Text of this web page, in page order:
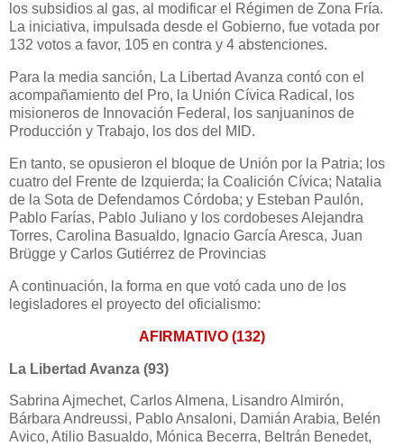
los subsidios al gas, al modificar el Régimen de Zona Fría.
La iniciativa, impulsada desde el Gobierno, fue votada por
132 votos a favor, 105 en contra y 4 abstenciones.
Para la media sanción, La Libertad Avanza contó con el
acompañamiento del Pro, la Unión Cívica Radical, los
misioneros de Innovación Federal, los sanjuaninos de
Producción y Trabajo, los dos del MID.
En tanto, se opusieron el bloque de Unión por la Patria; los
cuatro del Frente de Izquierda; la Coalición Cívica; Natalia
de la Sota de Defendamos Córdoba; y Esteban Paulón,
Pablo Farías, Pablo Juliano y los cordobeses Alejandra
Torres, Carolina Basualdo, Ignacio García Aresca, Juan
Brügge y Carlos Gutiérrez de Provincias
A continuación, la forma en que votó cada uno de los
legisladores el proyecto del oficialismo:
AFIRMATIVO (132)
La Libertad Avanza (93)
Sabrina Ajmechet, Carlos Almena, Lisandro Almirón,
Bárbara Andreussi, Pablo Ansaloni, Damián Arabia, Belén
Avico, Atilio Basualdo, Mónica Becerra, Beltrán Benedet,